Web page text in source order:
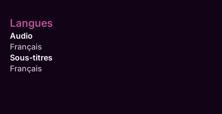
Langues
Audio
Français
Sous-titres
Français